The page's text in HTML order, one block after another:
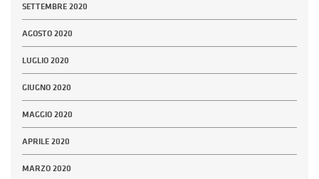
SETTEMBRE 2020
AGOSTO 2020
LUGLIO 2020
GIUGNO 2020
MAGGIO 2020
APRILE 2020
MARZO 2020